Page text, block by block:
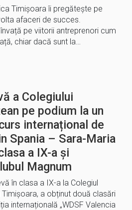
Timișoara îi pregătește pe
afaceri de succes.
pe viitorii antreprenori cum
chiar dacă sunt la…
a Colegiului
pe podium la un
internațional de
Spania – Sara-Maria
a IX-a și
Magnum
în clasa a IX-a la Colegiul
a obținut două clasări
internațională „WDSF Valencia